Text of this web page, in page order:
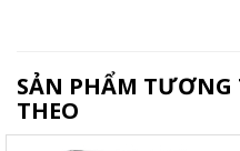
SẢN PHẨM TƯƠNG
THEO